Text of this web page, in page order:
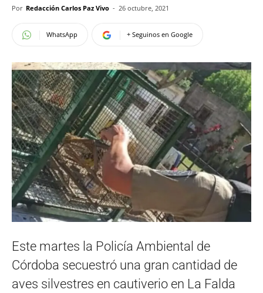
Por Redacción Carlos Paz Vivo - 26 octubre, 2021
WhatsApp + Seguinos en Google
Este martes la Policía Ambiental de
Córdoba secuestró una gran cantidad de
aves silvestres en cautiverio en La Falda